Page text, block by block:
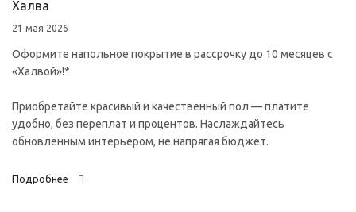
Халва
21 мая 2026
Оформите напольное покрытие в рассрочку до 10 месяцев с
«Халвой»!*
Приобретайте красивый и качественный пол — платите
удобно, без переплат и процентов. Наслаждайтесь
обновлённым интерьером, не напрягая бюджет.
Подробнее